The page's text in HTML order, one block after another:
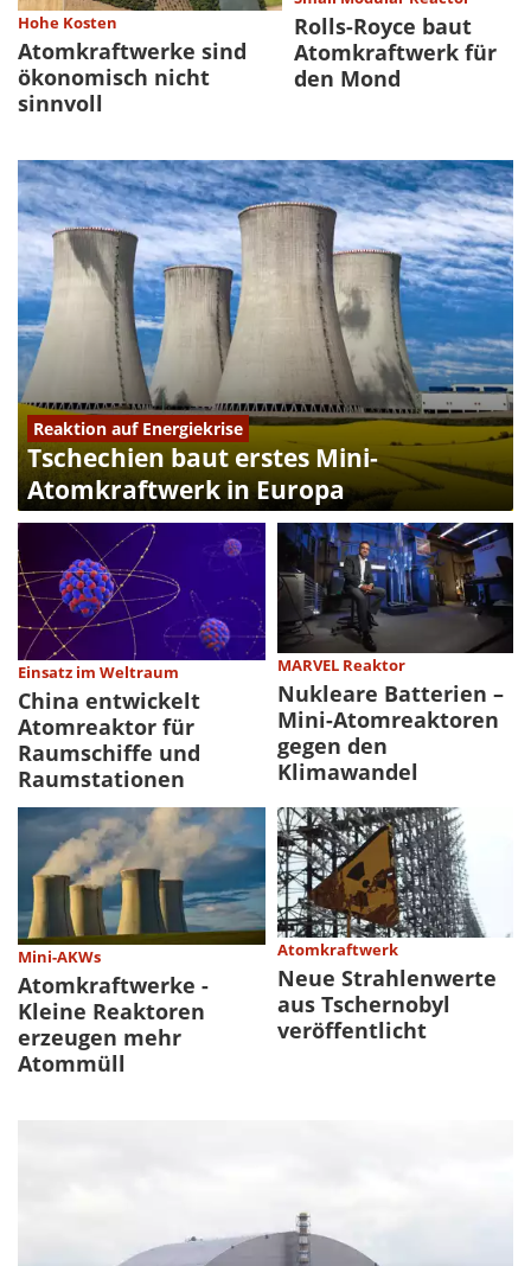
Hohe Kosten
Atomkraftwerke sind
ökonomisch nicht
sinnvoll
Rolls-Royce baut
Atomkraftwerk für
den Mond
Reaktion auf Energiekrise
Tschechien baut erstes Mini-
Atomkraftwerk in Europa
Einsatz im Weltraum
China entwickelt
Atomreaktor für
Raumschiffe und
Raumstationen
MARVEL Reaktor
Nukleare Batterien –
Mini-Atomreaktoren
gegen den
Klimawandel
Mini-AKWs
Atomkraftwerke -
Kleine Reaktoren
erzeugen mehr
Atommüll
Atomkraftwerk
Neue Strahlenwerte
aus Tschernobyl
veröffentlicht